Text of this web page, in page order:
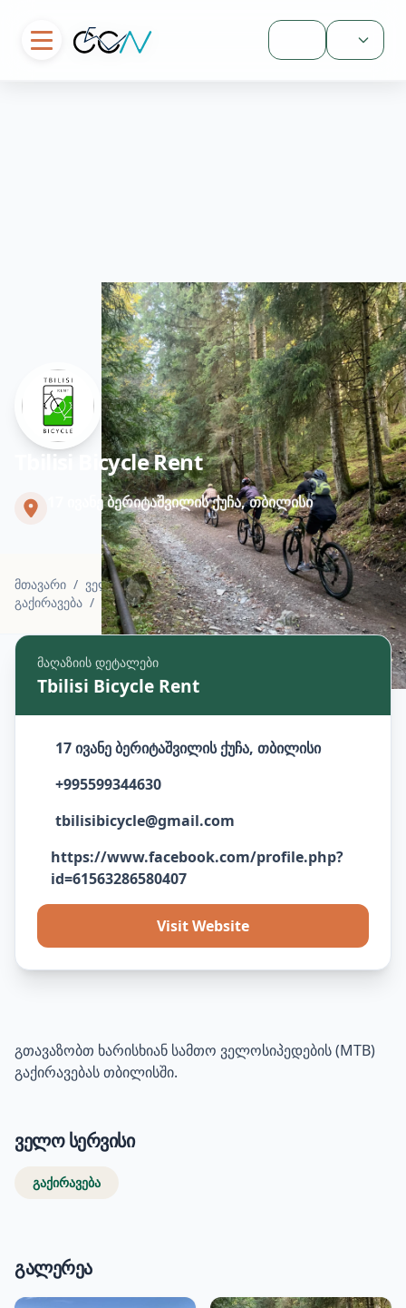
შესვლა
Tbilisi Bicycle Rent
17 ივანე ბერიტაშვილის ქუჩა, თბილისი
მთავარი / ველო მაღაზიები, ველო სახელოსნოები და ველო
გაქირავება / Tbilisi Bicycle Rent
გთავაზობთ ხარისხიან სამთო ველოსიპედების (MTB)
გაქირავებას თბილისში.
ველო სერვისი
გაქირავება
გალერეა
მაღაზიის დეტალები
Tbilisi Bicycle Rent
17 ივანე ბერიტაშვილის ქუჩა, თბილისი
+995599344630
tbilisibicycle@gmail.com
https://www.facebook.com/profile.php?
id=61563286580407
Visit Website